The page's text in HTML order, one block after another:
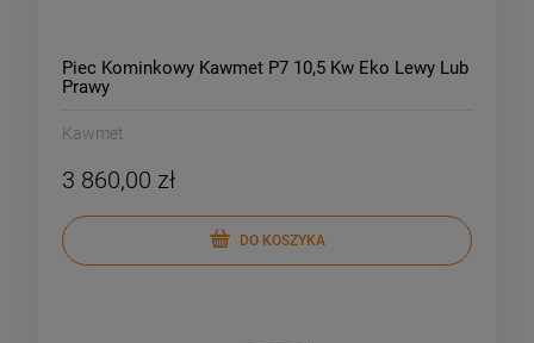
Piec Kominkowy Kawmet P7 10,5 Kw Eko Lewy Lub
Prawy
Kawmet
3 860,00 zł
DO KOSZYKA